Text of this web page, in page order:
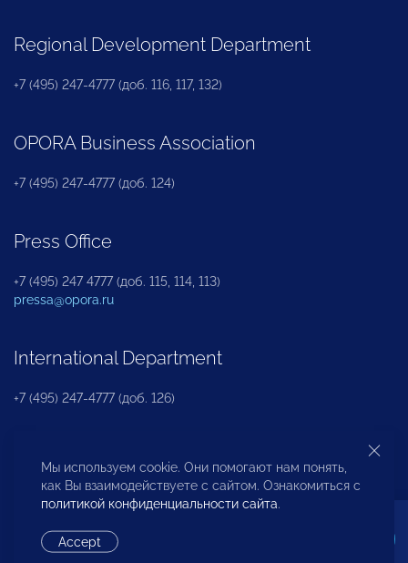
Regional Development Department
+7 (495) 247-4777 (доб. 116, 117, 132)
OPORA Business Association
+7 (495) 247-4777 (доб. 124)
Press Office
+7 (495) 247 4777 (доб. 115, 114, 113)
pressa@opora.ru
International Department
+7 (495) 247-4777 (доб. 126)
Business and Investment Rights Protection
Department
Мы используем cookie. Они помогают нам понять,
как Вы взаимодействуете с сайтом. Ознакомиться с
политикой конфиденциальности сайта.
Accept